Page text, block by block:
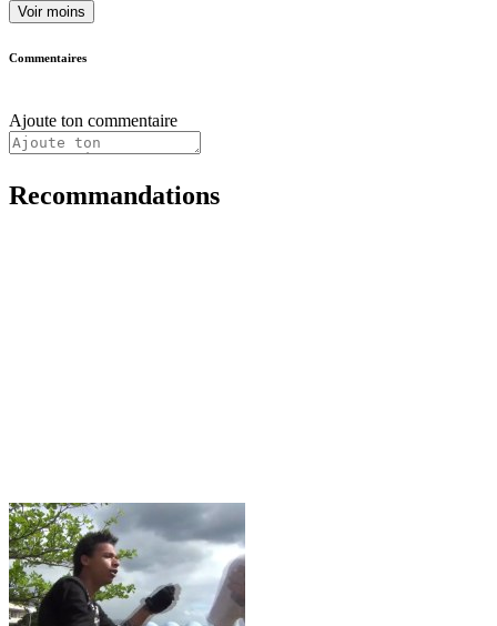
Voir moins
Commentaires
Ajoute ton commentaire
Recommandations